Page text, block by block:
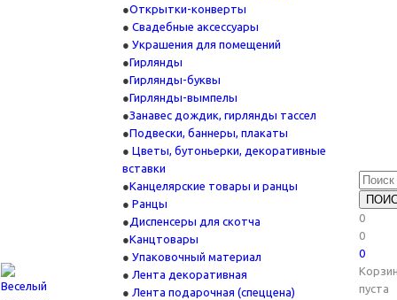
Открытки-конверты
Свадебные аксессуары
Украшения для помещений
Гирлянды
Гирлянды-буквы
Гирлянды-вымпелы
Занавес дождик, гирлянды тассел
Подвески, баннеры, плакаты
Цветы, бутоньерки, декоративные
вставки
Канцелярские товары и ранцы
Ранцы
Диспенсеры для скотча
Канцтовары
Упаковочный материал
Лента декоративная
Лента подарочная (спеццена)
0
0
0
пуста